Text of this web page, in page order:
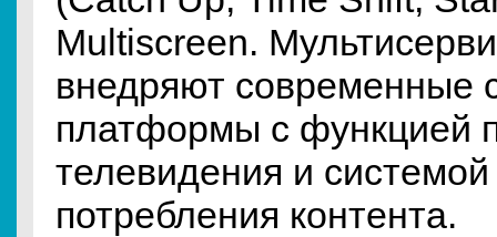
Multiscreen.
внедряют современные
платформы с функцией
телевидения и системой
потребления контента.